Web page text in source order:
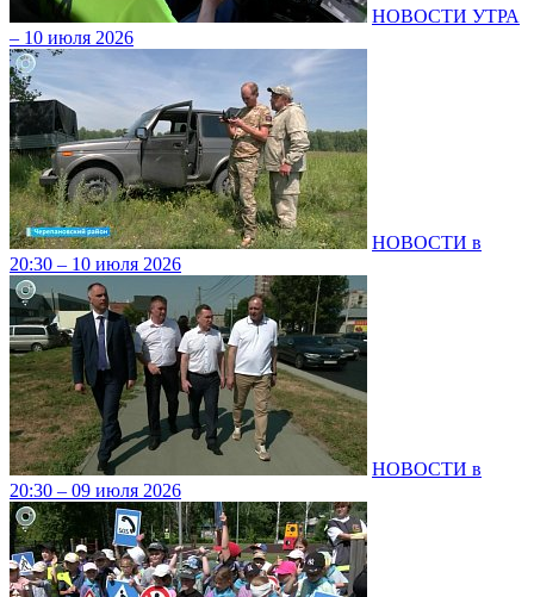
НОВОСТИ УТРА
– 10 июля 2026
НОВОСТИ в
20:30 – 10 июля 2026
НОВОСТИ в
20:30 – 09 июля 2026